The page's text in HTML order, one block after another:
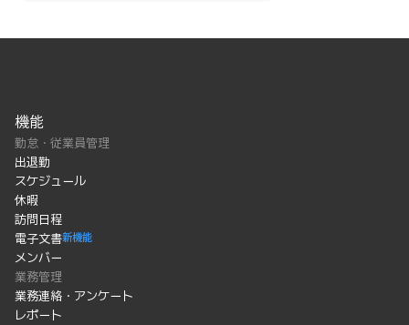
機能
勤怠・従業員管理
出退勤
スケジュール
休暇
訪問日程
電子文書新機能
メンバー
業務管理
業務連絡・アンケート
レポート